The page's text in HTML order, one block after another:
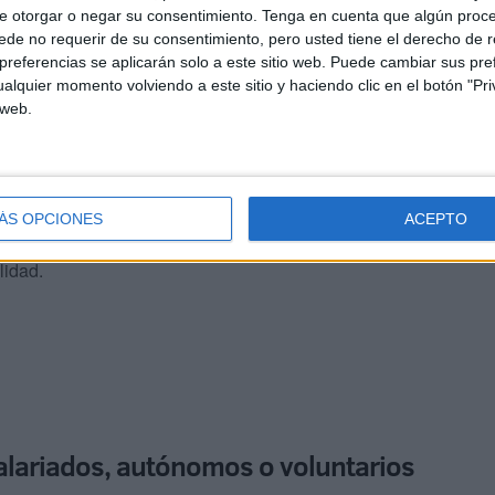
otorgar o negar su consentimiento. Tenga en cuenta que algún
no requerir de su consentimiento, pero usted tiene el derecho de
se aplicarán solo a este sitio web. Puede cambiar sus
momento volviendo a este sitio y haciendo clic en el botón
OPCIONES ACEPTO
de experiencia laboral o formativa indicados y no los
podrán solicitar su inscripción provisional
o aprendizajes no formales de formación mediante
a través de este procedimiento tendrá efectos de
formación conducente a la obtención del
de profesionalidad. El reconocimiento de las
módulos formativos asociados a las unidades
autónomos o voluntarios